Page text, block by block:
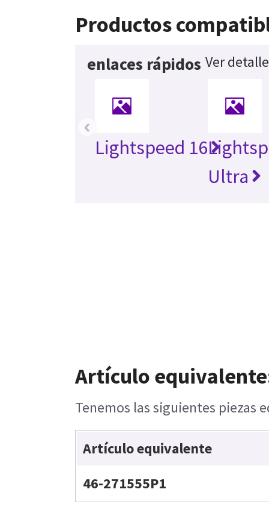
Productos
enlaces rápidos Ver
Lightspeed 16
Ultra
‹
Artículo
Tenemos las siguientes piezas
Artículo equivalente
46-271555P1